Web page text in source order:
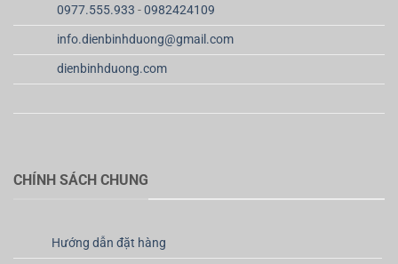
0977.555.933 -0982424109
info.dienbinhduong@gmail.com
dienbinhduong.com
CHÍNH SÁCH CHUNG
Hướng dẫn đặt hàng